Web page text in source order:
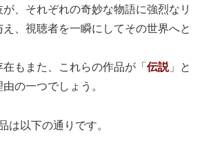
、それぞれの奇妙な物語に強烈なリ
、視聴者を一瞬にしてその世界へと
もまた、これらの作品が「 伝説 」と
の一つでしょう。
は以下の通りです。